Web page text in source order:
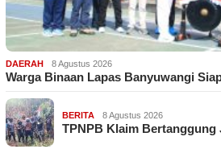
DAERAH 8 Agustus 2026
Warga Binaan Lapas Banyuwangi
BERITA 8 Agustus 2026
TPNPB Klaim